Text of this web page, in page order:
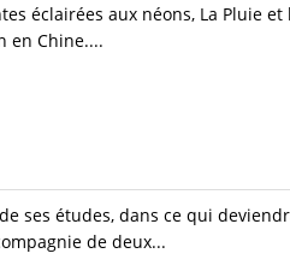
éclairées aux néons, La Pluie
en Chine....
ses études, dans ce qui
de deux...